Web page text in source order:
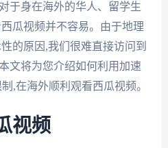
于身在海外的华人、留学生
瓜视频并不容易。由于地理
的原因,我们很难直接访问到
文将为您介绍如何利用加速
,在海外顺利观看西瓜视频。
视频